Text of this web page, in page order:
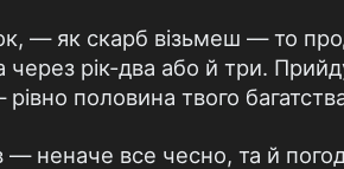
— як скарб візьмеш — то
через рік-два або й три.
половина твого
неначе все чесно, та й